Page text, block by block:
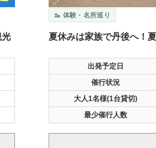
光
🥾 体験・名所巡り
夏休みは家族で丹後へ！
出発予定日
催行状況
大人1名様(1台貸切)
最少催行人数